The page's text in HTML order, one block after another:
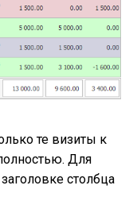
те визиты к
Для
столбца